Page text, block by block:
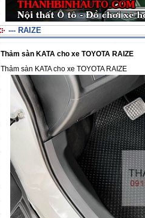
--- RAIZE
Thảm sàn KATA cho xe TOYOTA RAIZE
Thảm sàn KATA cho xe TOYOTA RAIZE